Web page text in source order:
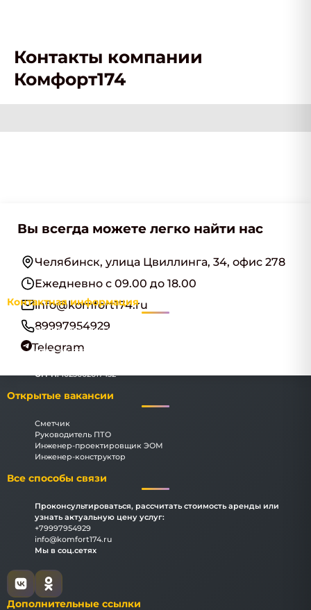
Контакты компании
Комфорт174
Вы всегда можете легко найти нас
Челябинск, улица Цвиллинга, 34, офис 278
Ежедневно с 09.00 до 18.00
info@komfort174.ru
89997954929
Telegram
Контактная информация
Наименование:ООО "Комфорт174"
Адрес:
ИНН:3666069183
ОГРН:1023602617432
Открытые вакансии
Сметчик
Руководитель ПТО
Инженер-проектировщик ЭОМ
Инженер-конструктор
Все способы связи
Проконсультироваться, рассчитать стоимость аренды или
узнать актуальную цену услуг:
+79997954929
info@komfort174.ru
Мы в соц.сетях
Дополнительные ссылки